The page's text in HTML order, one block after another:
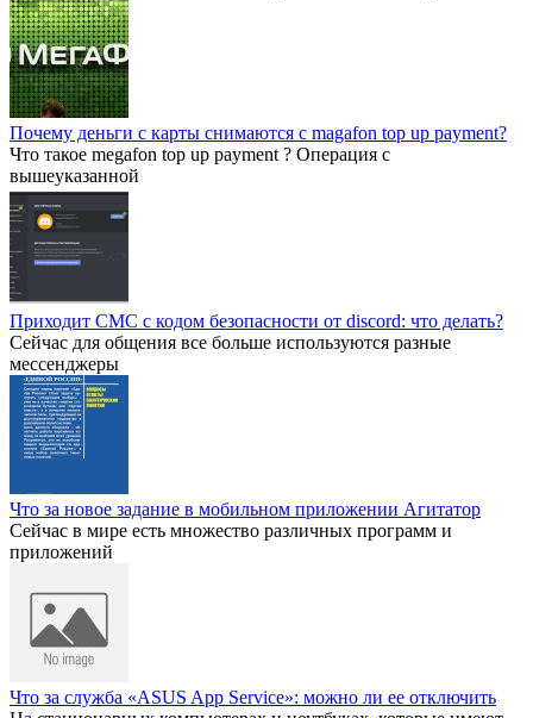
Почему деньги с карты снимаются с magafon top up payment?
Что такое megafon top up payment ? Операция с
вышеуказанной
Приходит СМС с кодом безопасности от discord: что делать?
Сейчас для общения все больше используются разные
мессенджеры
Что за новое задание в мобильном приложении Агитатор
Сейчас в мире есть множество различных программ и
приложений
Что за служба «ASUS App Service»: можно ли ее отключить